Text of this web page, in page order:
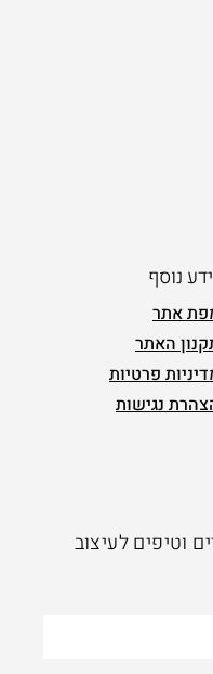
נוסף
אתר
האתר
פרטיות
נגישות
וטיפים לעיצוב